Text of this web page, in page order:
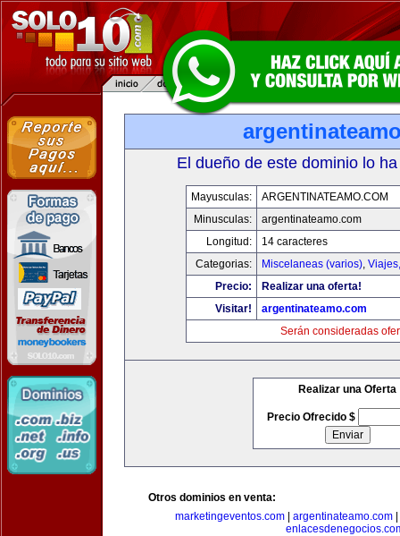
El dueño de este dominio lo
Mayusculas:
ARGENTINATEAMO.COM
Minusculas:
argentinateamo.com
Longitud:
14 caracteres
Categorias:
Miscelaneas (varios),
Precio:
Realizar una oferta!
Visitar!
argentinateamo.com
Serán consideradas
Realizar una Oferta
Precio Ofrecido $
Otros dominios en venta:
marketingeventos.com| argentinateamo.com|